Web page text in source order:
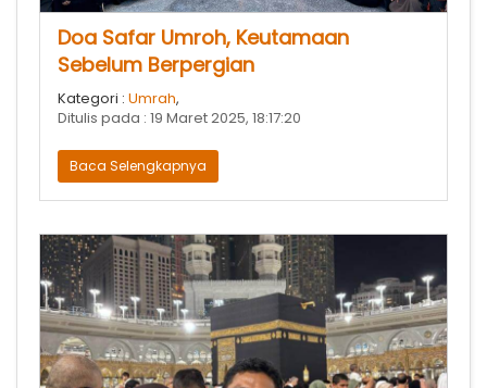
Doa Safar Umroh, Keutamaan
Sebelum Berpergian
Kategori : Umrah,
Ditulis pada : 19 Maret 2025, 18:17:20
Baca Selengkapnya